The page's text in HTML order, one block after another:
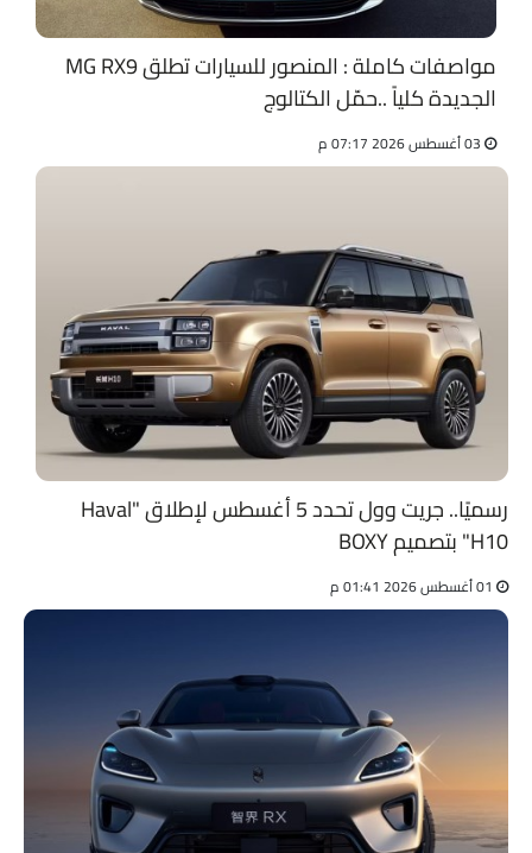
مواصفات كاملة : المنصور للسيارات تطلق MG RX9
الجديدة كلياً ..حمّل الكتالوج
رسميًا.. جريت وول تحدد 5 أغسطس لإطلاق "Haval
H10" بتصميم BOXY